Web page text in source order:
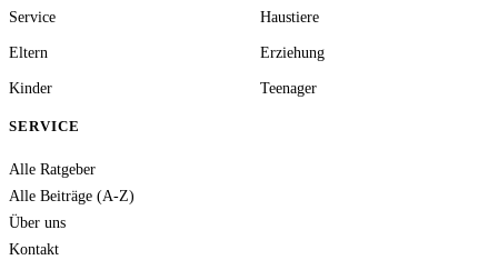
Service Haustiere
Eltern Erziehung
Kinder Teenager
SERVICE
Alle Ratgeber
Alle Beiträge (A-Z)
Über uns
Kontakt